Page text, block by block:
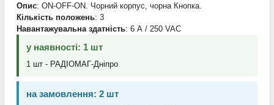
Опис: ON-OFF-ON. Чорний корпус, чорна Кнопка.
Кількість положень: 3
Навантажувальна здатність: 6 А / 250 VAC
у наявності: 1 шт
1 шт - РАДІОМАГ-Дніпро
на замовлення: 2 шт